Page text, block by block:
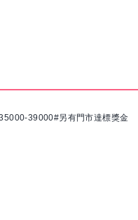
39000#另有門市達標獎金